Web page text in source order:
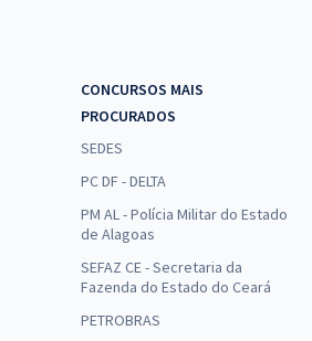
CONCURSOS MAIS
PROCURADOS
SEDES
PC DF - DELTA
PM AL - Polícia Militar do Estado
de Alagoas
SEFAZ CE - Secretaria da
Fazenda do Estado do Ceará
PETROBRAS